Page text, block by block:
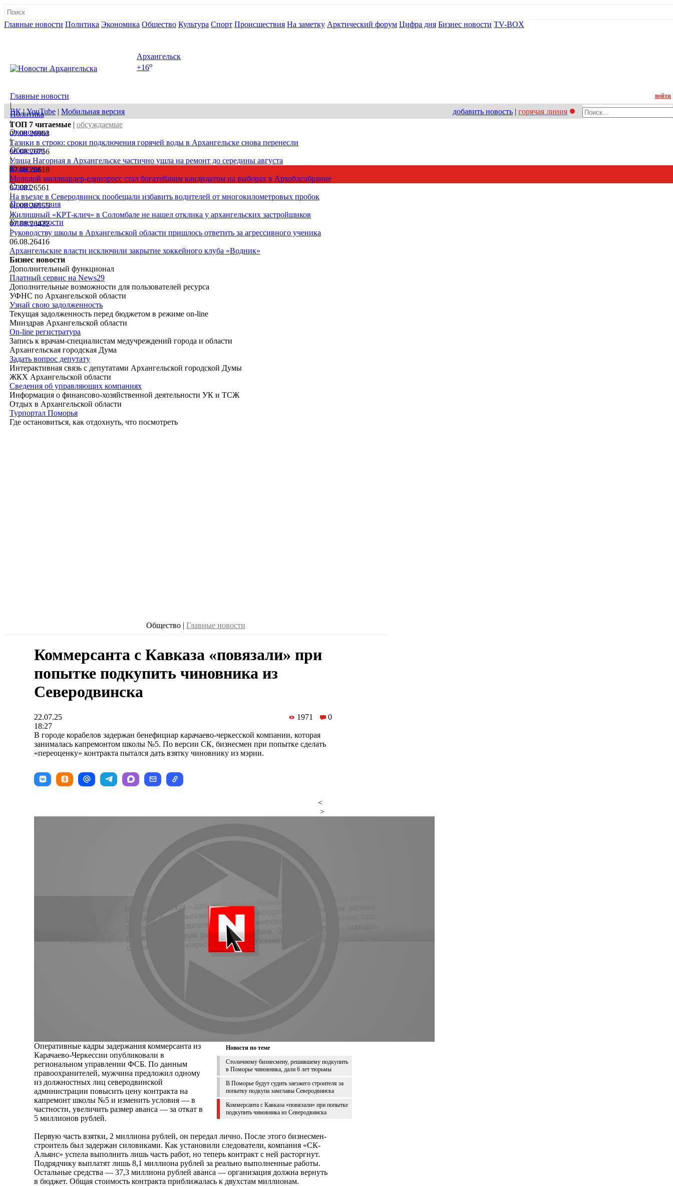
Главные новости Политика Экономика Общество Культура Спорт Происшествия На заметку Арктический форум Цифра дня Бизнес новости TV-BOX
08 августа, сб
Архангельск
+16o
Главные новости
|
Политика
|
Экономика
|
Общество
|
Культура
|
Спорт
|
Происшествия
|
Бизнес новости
|
войти
ВК|YouTube | Мобильная версия добавить новость | горячая линия
ТОП 7 читаемые | обсуждаемые
07.08.26903
Тазики в строю: сроки подключения горячей воды в Архангельске снова перенесли
06.08.26756
Улица Нагорная в Архангельске частично ушла на ремонт до середины августа
07.08.26618
Молодой миллиардер-единоросс стал богатейшим кандидатом на выборах в Архоблсобрание
07.08.26561
На въезде в Северодвинск пообещали избавить водителей от многокилометровых пробок
06.08.26555
Жилищный «КРТ-клич» в Соломбале не нашел отклика у архангельских застройщиков
07.08.26422
Руководству школы в Архангельской области пришлось ответить за агрессивного ученика
06.08.26416
Архангельские власти исключили закрытие хоккейного клуба «Водник»
Бизнес новости
Дополнительный функционал
Платный сервис на News29
Дополнительные возможности для пользователей ресурса
УФНС по Архангельской области
Узнай свою задолженность
Текущая задолженность перед бюджетом в режиме on-line
Минздрав Архангельской области
On-line регистратура
Запись к врачам-специалистам медучреждений города и области
Архангельская городская Дума
Задать вопрос депутату
Интерактивная связь с депутатами Архангельской городской Думы
ЖКХ Архангельской области
Сведения об управляющих компаниях
Информация о финансово-хозяйственной деятельности УК и ТСЖ
Отдых в Архангельской области
Турпортал Поморья
Где остановиться, как отдохнуть, что посмотреть
Общество | Главные новости
Коммерсанта с Кавказа «повязали» при
попытке подкупить чиновника из
Северодвинска
22.07.25
18:27
1971 0
В городе корабелов задержан бенефициар карачаево-черкесской компании, которая
занималась капремонтом школы №5. По версии СК, бизнесмен при попытке сделать
«переоценку» контракта пытался дать взятку чиновнику из мэрии.
<
>
Новости по теме
Столичному бизнесмену, решившему подкупить
в Поморье чиновника, дали 6 лет тюрьмы
В Поморье будут судить заезжего строителя за
попытку подкупа замглавы Северодвинска
Коммерсанта с Кавказа «повязали» при попытке
подкупить чиновника из Северодвинска
Оперативные кадры задержания коммерсанта из
Карачаево-Черкессии опубликовали в
региональном управлении ФСБ. По данным
правоохранителей, мужчина предложил одному
из должностных лиц северодвинской
администрации повысить цену контракта на
капремонт школы №5 и изменить условия — в
частности, увеличить размер аванса — за откат в
5 миллионов рублей.
Первую часть взятки, 2 миллиона рублей, он передал лично. После этого бизнесмен-
строитель был задержан силовиками. Как установили следователи, компания «СК-
Альянс» успела выполнить лишь часть работ, но теперь контракт с ней расторгнут.
Подрядчику выплатят лишь 8,1 миллиона рублей за реально выполненные работы.
Остальные средства — 37,3 миллиона рублей аванса — организация должна вернуть
в бюджет. Общая стоимость контракта приближалась к двухстам миллионам.